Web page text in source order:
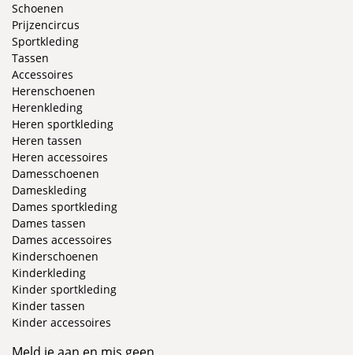
Schoenen
Prijzencircus
Sportkleding
Tassen
Accessoires
Herenschoenen
Herenkleding
Heren sportkleding
Heren tassen
Heren accessoires
Damesschoenen
Dameskleding
Dames sportkleding
Dames tassen
Dames accessoires
Kinderschoenen
Kinderkleding
Kinder sportkleding
Kinder tassen
Kinder accessoires